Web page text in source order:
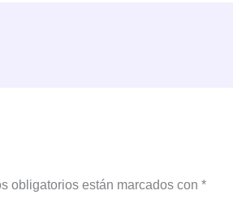
obligatorios están marcados con *